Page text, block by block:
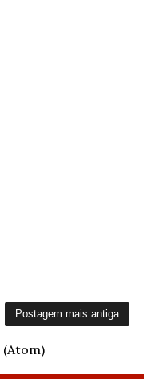
Postagem mais antiga